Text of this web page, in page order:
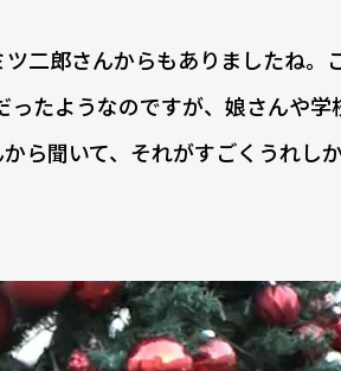
二郎さんからもありましたね。
たようなのですが、娘さんや学
ら聞いて、それがすごくうれし